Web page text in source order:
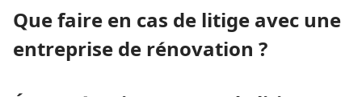
Que faire en cas de litige avec une
entreprise de rénovation ?